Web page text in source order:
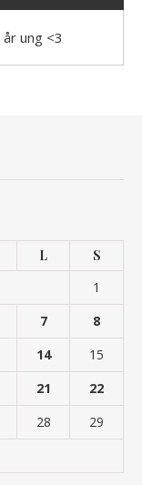
ung <3
L
S
1
7
8
14
15
21
22
28
29